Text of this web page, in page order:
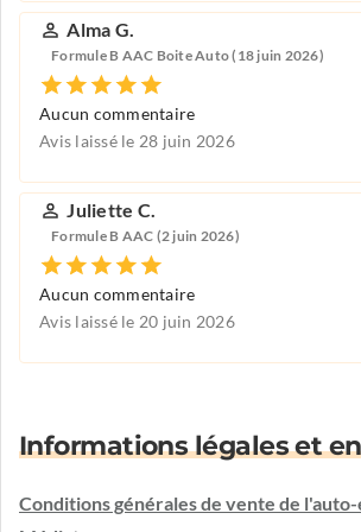
Alma G.
Formule B AAC Boite Auto (18 juin 2026)
Aucun commentaire
Avis laissé le 28 juin 2026
Juliette C.
Formule B AAC (2 juin 2026)
Aucun commentaire
Avis laissé le 20 juin 2026
Informations légales et
Conditions générales de vente de